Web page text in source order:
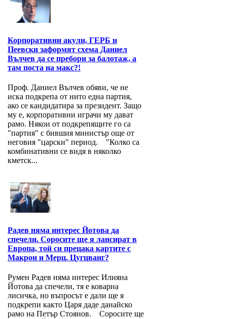
Корпоративни акули, ГЕРБ и
Пеевски заформят схема Даниел
Вълчев да се пребори за балотаж, а
там поста на макс?!
Проф. Даниел Вълчев обяви, че не
иска подкрепа от нито една партия,
ако се кандидатира за президент. Защо
му е, корпоративни играчи му дават
рамо. Някои от подкрепящите го са
"партия" с бившия министър още от
неговия "царски" период. "Колко са
комбинативни се видя в няколко
кметск...
Радев няма интерес Йотова да
спечели. Соросите ще я лансират в
Европа, той си прецака картите с
Макрон и Мерц. Цугцванг?
Румен Радев няма интерес Илияна
Йотова да спечели, тя е коварна
лисичка, но въпросът е дали ще я
подкрепи както Царя даде данайско
рамо на Петър Стоянов. Соросите ще